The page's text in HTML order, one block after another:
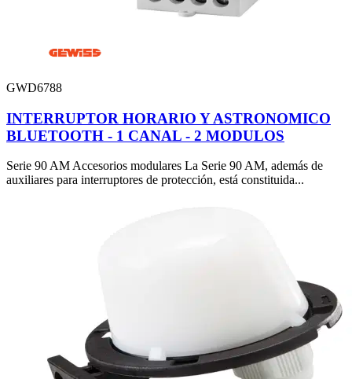
GWD6788
INTERRUPTOR HORARIO Y ASTRONOMICO
BLUETOOTH - 1 CANAL - 2 MODULOS
Serie 90 AM Accesorios modulares La Serie 90 AM, además de
auxiliares para interruptores de protección, está constituida...